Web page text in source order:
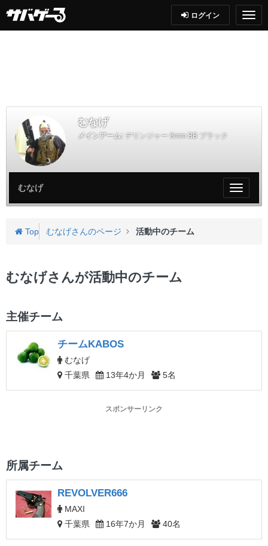
ログイン
むなげ
メインアーム: デリンジャー 8mm BB ブラック
My
ペ
むなげ
Top むなげさんのページ 活動中のチーム
むなげさんが活動中のチーム
主催チーム
チームKABOS
むなげ
千葉県
13年4か月 5名
スポンサーリンク
所属チーム
REVOLVER666
MAXI
千葉県
16年7か月 40名